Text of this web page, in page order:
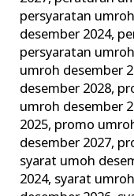
persyaratan
desember 2024,
persyaratan
umroh desember
desember 2028,
umroh desember
2025, promo
desember 2027,
syarat umoh
2024, syarat